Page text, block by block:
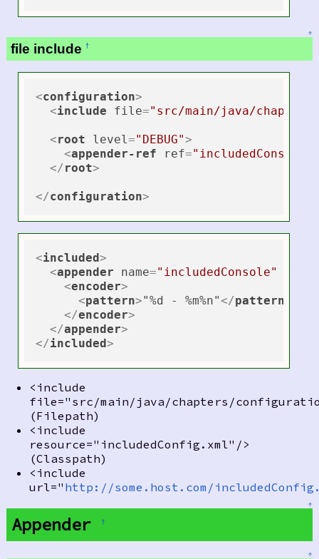
↑
file include †
<configuration>
<include file="src/main/java/
<root level="DEBUG">
<appender-ref ref="includedConsole"
</root>
</configuration>
<included>
<appender name="includedConsole"
<encoder>
<pattern>"%d - %m%n"</pattern
</encoder>
</appender>
</included>
<include
file="src/main/java/chapters/
(Filepath)
<include
resource="includedConfig.xml"/>
(Classpath)
<include
url=" http://some.host.com/
↑
Appender †
↑